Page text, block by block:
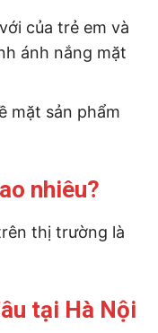
của trẻ em và
ánh nắng mặt
mặt sản phẩm
nhiêu?
thị trường là
tại Hà Nội